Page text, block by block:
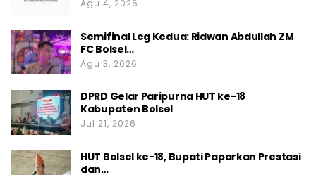
Agu 4, 2026
Semifinal Leg Kedua: Ridwan Abdullah ZM
FC Bolsel…
Agu 3, 2026
DPRD Gelar Paripurna HUT ke-18
Kabupaten Bolsel
Jul 21, 2026
HUT Bolsel ke-18, Bupati Paparkan Prestasi
dan…